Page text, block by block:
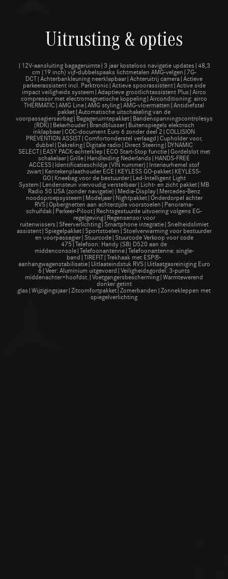
Uitrusting & opties
|12V-aansluiting bagageruimte|3 jaar kosteloos navigatie updates|48,3
cm (19 inch) vijf-dubbelspaaks lichtmetalen AMG-velgen|7G-
DCT|Achterbankleuning neerklapbaar|Achteruitrij camera|Actieve
parkeerassistent incl. Parktronic|Actieve spoorassistent|Active side
impact veiligheids systeem|Adaptieve grootlichtassistent Plus|Airco
compressor met electromagnetische koppeling|Airconditioning: airco
THERMATIC|AMG Line|AMG styling|AMG-vloermatten|Antidiefstal
pakket|Automatische uitschakeling van de
voorpassagiersairbag|Bagageruimtepakket|Bandenspanningscontrolesysteem
(RDK)|Bekerhouder|Brandblusser|Buitenspiegels elektrisch
inklapbaar|COC-document Euro 6 zonder deel 2|COLLISION
PREVENTION ASSIST|Comfortonderstel verlaagd|Cupholder voor,
dubbel|Dakreling|Digitale radio|Direct Steering|DYNAMIC
SELECT|EASY PACK-achterklep|ECO Start-Stop functie|Gordelslot met
schakelaar|Grille|Handleiding Nederlands|HANDS-FREE
ACCESS|Identificatieschildje (VIN nummer)|Interieurhemel stof
zwart|Kentekenplaathouder ECE|KEYLESS GO-pakket|KEYLESS-
GO|Kneebag voor de bestuurder|Led-Intelligent Light
System|Lendensteun viervoudig verstelbaar|Licht- en zicht pakket|MB
Radio 50 USA (zonder navigatie)|Media-Display|Mercedes-Benz
noodoproepsysteem|Modeljaar|Nightpakket|Onderdorpel achter
RVS|Opbergnetten aan achterzijde voorstoelen|Panorama-
schuifdak|Parkeer-Piloot|Rechtsgestuurde uitvoering volgens EG-
regelgeving|Regensensor voor
ruitenwissers|Sfeerverlichting|Smartphone integratie|Snelheidslimiet
assistent|Spiegelpakket|Sportstoelen|Stoelverwarming voor bestuurder
en voorpassagier|Stuurcode|Stuurcode Verkoop voor code
475|Telefoon: Handy (SB) D520 aan de
middenconsole|Telefoonantenne|Telefoonantenne: single-
band|TIREFIT|Trekhaak met ESP®-
aanhangwagenstabilisatie|Uitlaateindstuk RVS|Uitlaatgasreiniging Euro
6|Veer: Aluminium uitgevoerd|Veiligheidsgordel: 3-punts
middenachter+hoofdst.|Voetgangersbescherming|Warmtewerend
donker getint
glas|Wijzigingsjaar|Zitcomfortpakket|Zomerbanden|Zonnekleppen met
spiegelverlichting